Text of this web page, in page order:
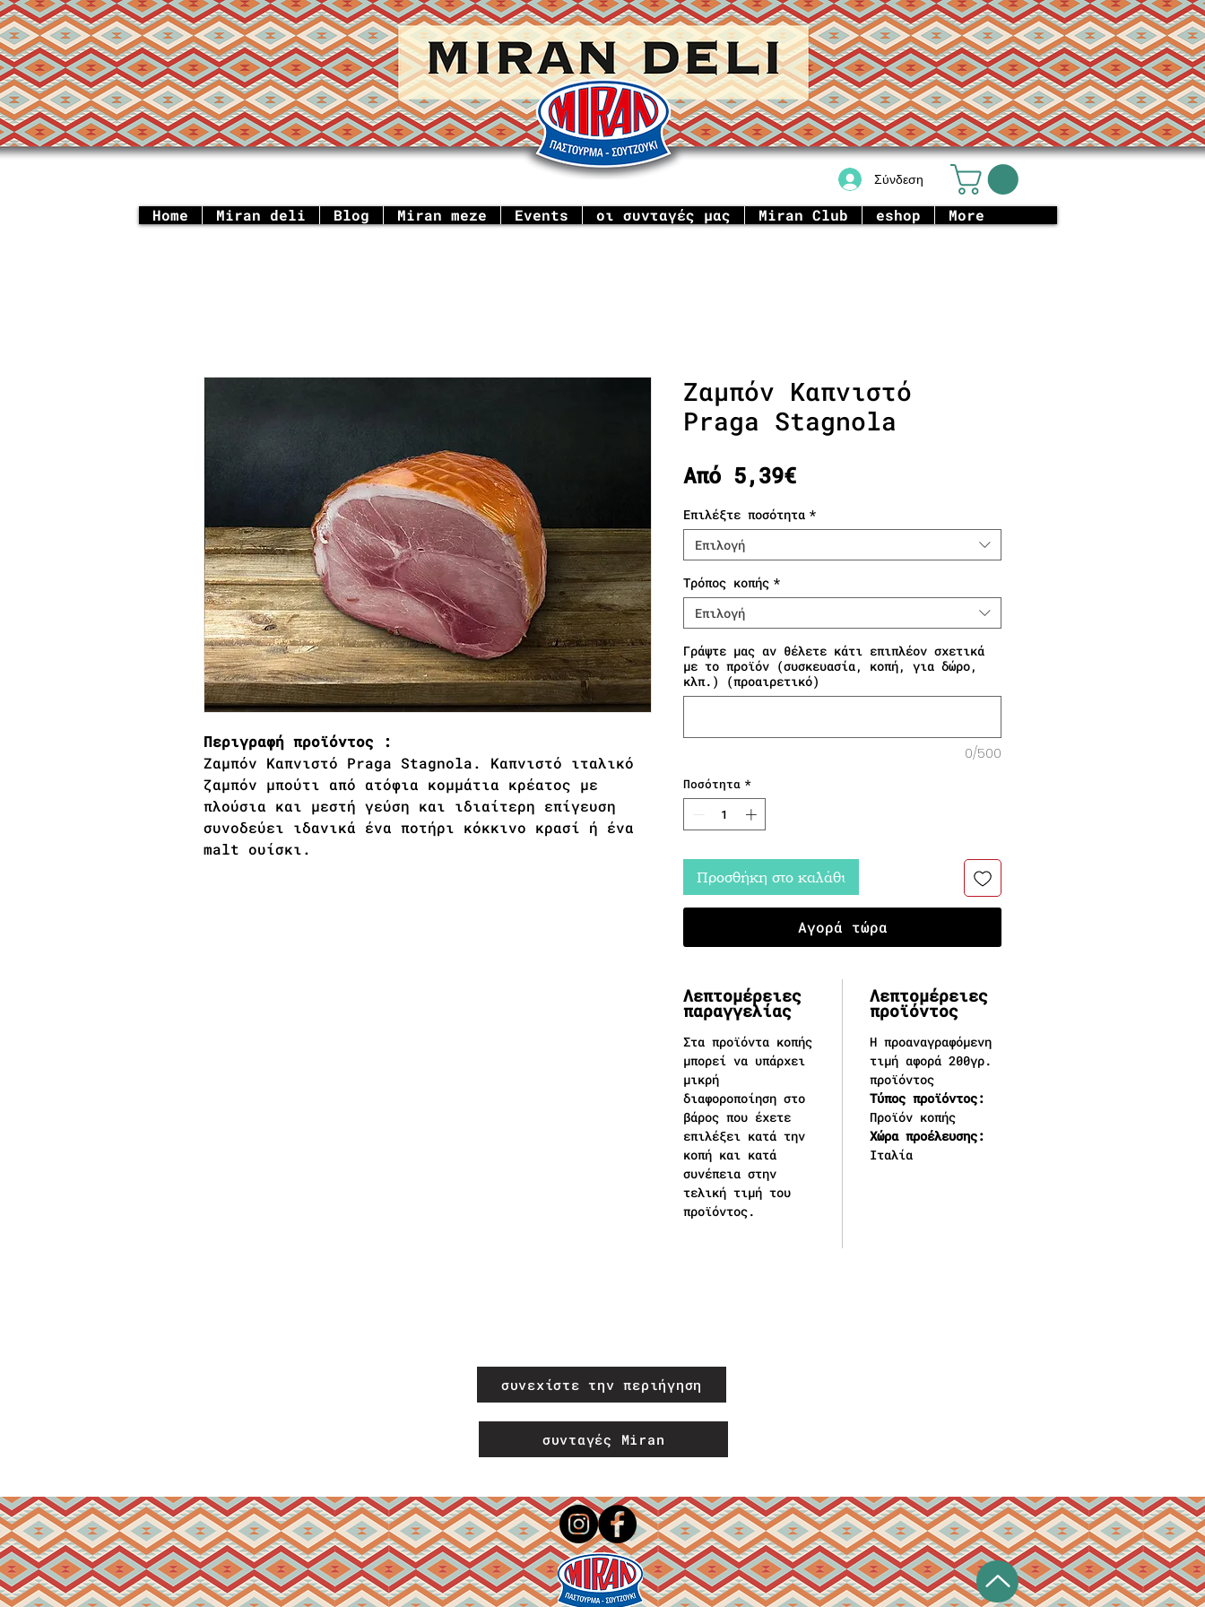
Σύνδεση
Home Miran deli Blog Miran meze Events οι συνταγές μας Miran Club eshop More
Περιγραφή προϊόντος :
Ζαμπόν Καπνιστό Praga Stagnola. Καπνιστό ιταλικό
ζαμπόν μπούτι από ατόφια κομμάτια κρέατος με
πλούσια και μεστή γεύση και ιδιαίτερη επίγευση
συνοδεύει ιδανικά ένα ποτήρι κόκκινο κρασί ή ένα
malt ουίσκι.
Ζαμπόν Καπνιστό
Praga Stagnola
Από 5,39€Τιμή Έκπτωσης
Επιλέξτε ποσότητα *
Επιλογή
Τρόπος κοπής *
Επιλογή
Γράψτε μας αν θέλετε κάτι επιπλέον σχετικά
με το προϊόν (συσκευασία, κοπή, για δώρο,
κλπ.) (προαιρετικό)
0/500
Ποσότητα *
Προσθήκη στο καλάθι
Αγορά τώρα
Λεπτομέρειες
παραγγελίας
Στα προϊόντα κοπής
μπορεί να υπάρχει
μικρή
διαφοροποίηση στο
βάρος που έχετε
επιλέξει κατά την
κοπή και κατά
συνέπεια στην
τελική τιμή του
προϊόντος.
Λεπτομέρειες
προϊόντος
Η προαναγραφόμενη
τιμή αφορά 200γρ.
προϊόντος
Τύπος προϊόντος:
Προϊόν κοπής
Χώρα προέλευσης:
Ιταλία
συνεχίστε την περιήγηση
συνταγές Miran